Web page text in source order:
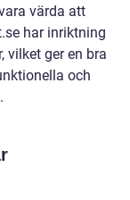
värda att
har inriktning
vilket ger en bra
och